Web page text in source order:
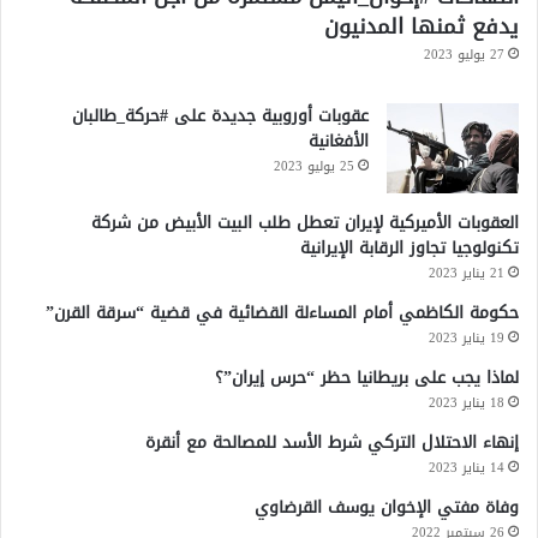
يدفع ثمنها المدنيون
27 يوليو 2023
عقوبات أوروبية جديدة على #حركة_طالبان
الأفغانية
25 يوليو 2023
العقوبات الأميركية لإيران تعطل طلب البيت الأبيض من شركة
تكنولوجيا تجاوز الرقابة الإيرانية
21 يناير 2023
حكومة الكاظمي أمام المساءلة القضائية في قضية “سرقة القرن”
19 يناير 2023
لماذا يجب على بريطانيا حظر “حرس إيران”؟
18 يناير 2023
إنهاء الاحتلال التركي شرط الأسد للمصالحة مع أنقرة
14 يناير 2023
وفاة مفتي الإخوان يوسف القرضاوي
26 سبتمبر 2022